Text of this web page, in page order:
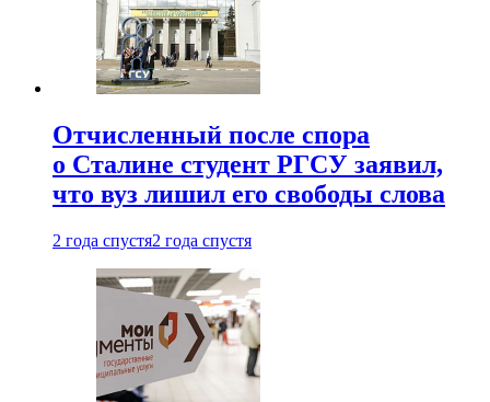
Отчисленный после спора
о Сталине студент РГСУ заявил,
что вуз лишил его свободы слова
2 года спустя2 года спустя